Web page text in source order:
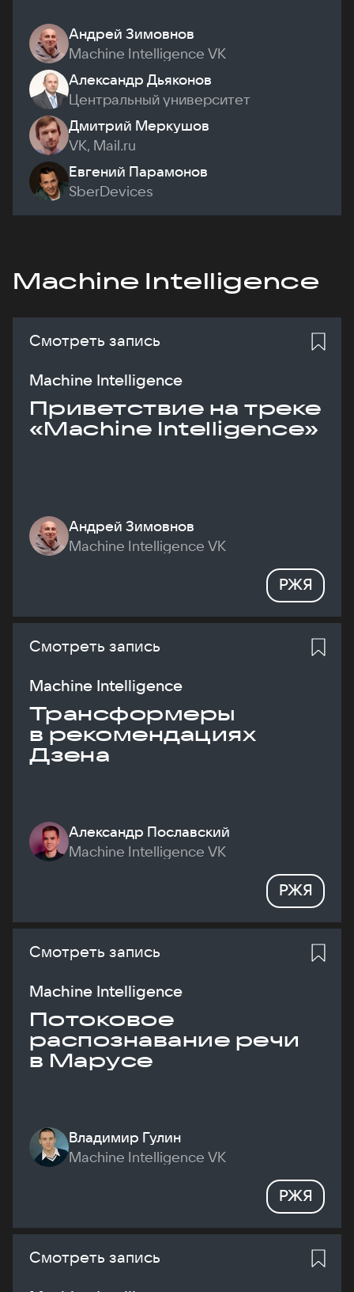
Андрей Зимовнов
Machine Intelligence VK
Александр Дьяконов
Центральный университет
Дмитрий Меркушов
VK, Mail.ru
Евгений Парамонов
SberDevices
Machine Intelligence
Смотреть запись
Machine Intelligence
Приветствие на треке
«Machine Intelligence»
Андрей Зимовнов
Machine Intelligence VK
РЖЯ
Смотреть запись
Machine Intelligence
Трансформеры
в рекомендациях
Дзена
Александр Пославский
Machine Intelligence VK
РЖЯ
Смотреть запись
Machine Intelligence
Потоковое
распознавание речи
в Марусе
Владимир Гулин
Machine Intelligence VK
РЖЯ
Смотреть запись